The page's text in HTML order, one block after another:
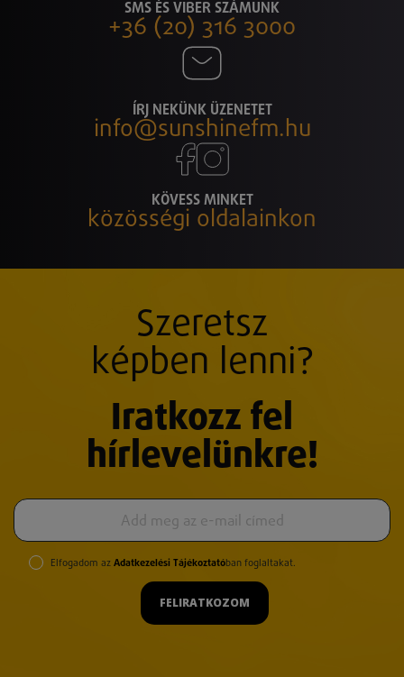
SMS ÉS VIBER SZÁMUNK
+36 (20) 316 3000
ÍRJ NEKÜNK ÜZENETET
info@sunshinefm.hu
KÖVESS MINKET
közösségi oldalainkon
Szeretsz
képben lenni?
Iratkozz fel
hírlevelünkre!
Elfogadom az Adatkezelési Tájékoztatóban foglaltakat.
FELIRATKOZOM